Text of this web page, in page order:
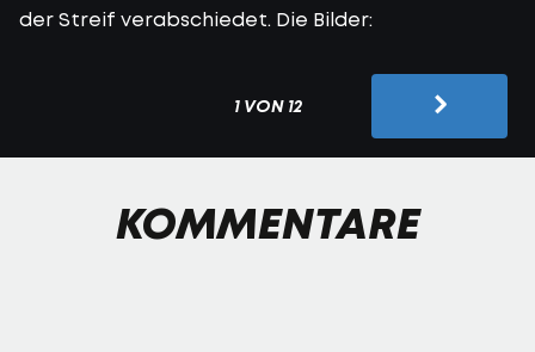
der Streif verabschiedet. Die Bilder:
1 VON 12
KOMMENTARE